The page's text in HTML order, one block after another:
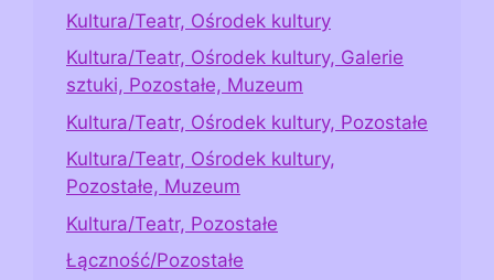
Kultura/Teatr, Ośrodek kultury
Kultura/Teatr, Ośrodek kultury, Galerie
sztuki, Pozostałe, Muzeum
Kultura/Teatr, Ośrodek kultury, Pozostałe
Kultura/Teatr, Ośrodek kultury,
Pozostałe, Muzeum
Kultura/Teatr, Pozostałe
Łączność/Pozostałe